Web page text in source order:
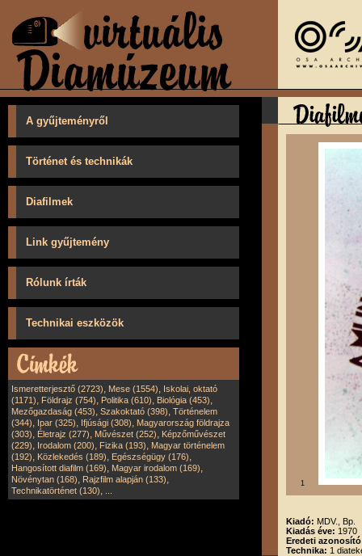
A gyűjteményről
Történet és technikák
Diafilmek
Link gyűjtemény
Rólunk írták
Technikai eszközök
Ismeretterjesztő (2723), Mese (1554), Iskolai, oktató
(1171), Földrajz (754), Politika (610), Biológia (453),
Mezőgazdaság (453), Szakoktató (398), Történelem
(344), Ipar (325), Ifjúsági (308), Magyarország földrajza
(303), Életrajz (277), Művészet (252), Képzőművészet
(229), Irodalom (200), Fizika (193), Magyar történelem
(192), Közlekedés (189), Egészségügy (176),
Hangosított diafilm (169), Magyar irodalom (169),
Növénytan (168), Rajzfilm alapján (133),
Technikatörténet (130),
1
Kiadó: MDV., Bp.
Kiadás éve: 1970
Eredeti
Technika: 1